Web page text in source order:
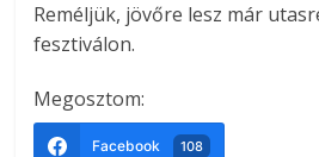
Reméljük, jövőre lesz már
fesztiválon.
Megosztom:
Facebook 108